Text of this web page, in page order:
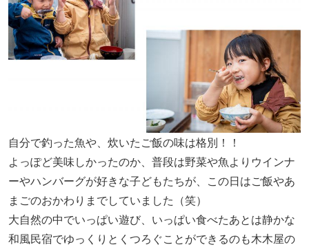
自分で釣った魚や、炊いたご飯の味は格別！！
よっぽど美味しかったのか、普段は野菜や魚よりウインナ
ーやハンバーグが好きな子どもたちが、この日はご飯やあ
まごのおかわりまでしていました（笑）
大自然の中でいっぱい遊び、いっぱい食べたあとは静かな
和風民宿でゆっくりとくつろぐことができるのも木木屋の